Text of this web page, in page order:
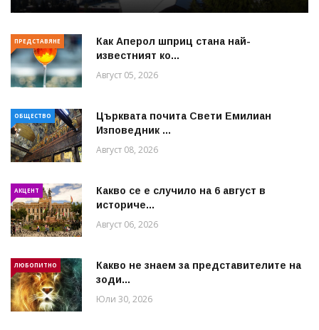
ПРЕДСТАВЯНЕ
Как Аперол шприц стана най-
известният ко...
Август 05, 2026
ОБЩЕСТВО
Църквата почита Свeти Емилиан
Изповедник ...
Август 08, 2026
АКЦЕНТ
Какво се е случило на 6 август в
историче...
Август 06, 2026
ЛЮБОПИТНО
Какво не знаем за представителите на
зоди...
Юли 30, 2026